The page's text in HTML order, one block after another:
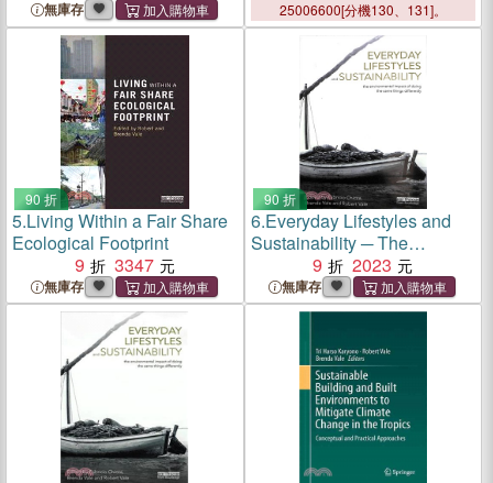
Genesis of Modern
Buildings
無庫存
25006600[分機130、131]。
90 折
5.Living Within a Fair Share
Ecological Footprint
9
3347
無庫存
90 折
6.Everyday Lifestyles and
Sustainability ─ The
Environmental Impact of
Doing the Same Things
Differently
9 2023
無庫存